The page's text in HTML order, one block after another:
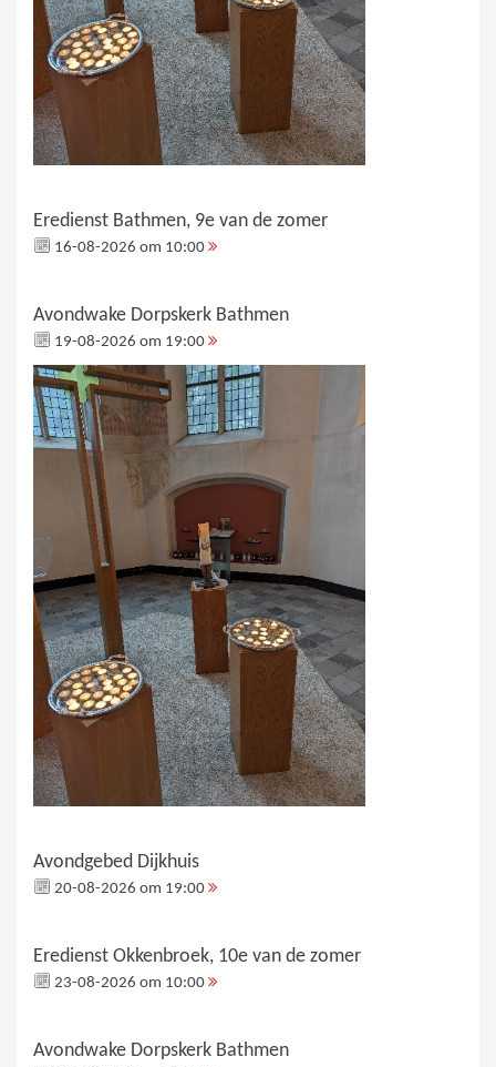
Eredienst Bathmen, 9e van de zomer
16-08-2026 om 10:00
Avondwake Dorpskerk Bathmen
19-08-2026 om 19:00
Avondgebed Dijkhuis
20-08-2026 om 19:00
Eredienst Okkenbroek, 10e van de zomer
23-08-2026 om 10:00
Avondwake Dorpskerk Bathmen